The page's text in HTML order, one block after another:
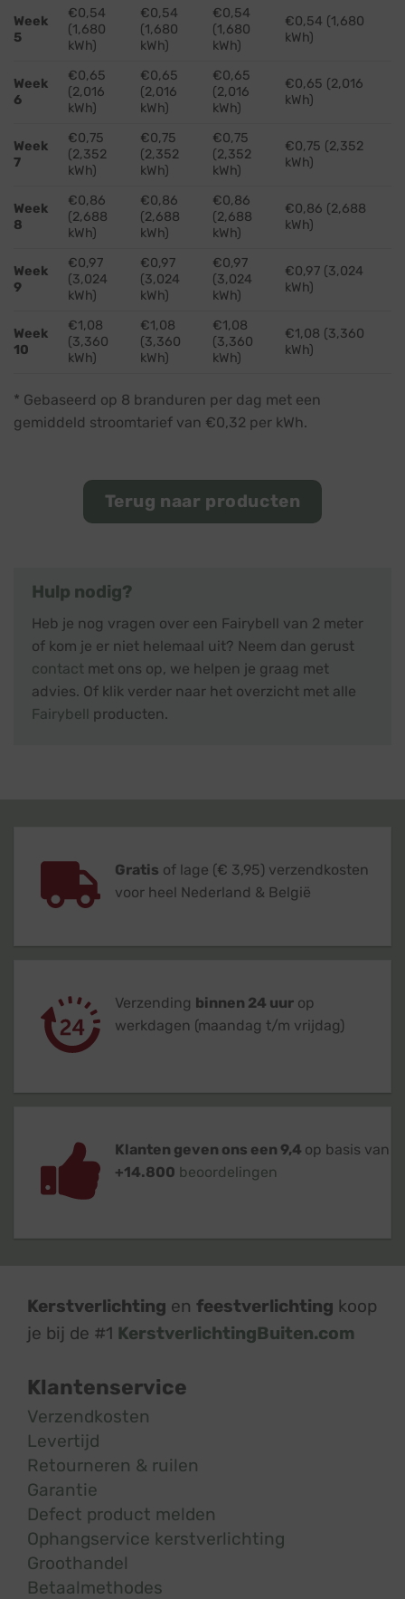
Week
5
€0,54
(1,680
kWh)
€0,54
(1,680
kWh)
€0,54
(1,680
kWh)
€0,54 (1,680
kWh)
Week
6
€0,65
(2,016
kWh)
€0,65
(2,016
kWh)
€0,65
(2,016
kWh)
€0,65 (2,016
kWh)
Week
7
€0,75
(2,352
kWh)
€0,75
(2,352
kWh)
€0,75
(2,352
kWh)
€0,75 (2,352
kWh)
Week
8
€0,86
(2,688
kWh)
€0,86
(2,688
kWh)
€0,86
(2,688
kWh)
€0,86 (2,688
kWh)
Week
9
€0,97
(3,024
kWh)
€0,97
(3,024
kWh)
€0,97
(3,024
kWh)
€0,97 (3,024
kWh)
Week
10
€1,08
(3,360
kWh)
€1,08
(3,360
kWh)
€1,08
(3,360
kWh)
€1,08 (3,360
kWh)
* Gebaseerd op 8 branduren per dag met een
gemiddeld stroomtarief van €0,32 per kWh.
Terug naar producten
Hulp nodig?
Heb je nog vragen over een Fairybell van 2 meter
of kom je er niet helemaal uit? Neem dan gerust
contact met ons op, we helpen je graag met
advies. Of klik verder naar het overzicht met alle
Fairybell producten.
Gratis of lage (€ 3,95) verzendkosten
voor heel Nederland & België
Verzending binnen 24 uur op
werkdagen (maandag t/m vrijdag)
Klanten geven ons een 9,4 op basis van
+14.800 beoordelingen
Kerstverlichting en feestverlichting koop
je bij de #1 KerstverlichtingBuiten.com
Klantenservice
Verzendkosten
Levertijd
Retourneren & ruilen
Garantie
Defect product melden
Ophangservice kerstverlichting
Groothandel
Betaalmethodes